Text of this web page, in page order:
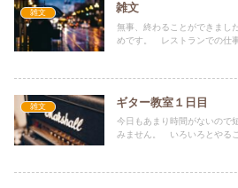
雑文 雑文
無事、終わることができま
めです。 レストランでの仕事
雑文 ギター教室１日目
今日もあまり時間がないの
みません。 いろいろとやるこ